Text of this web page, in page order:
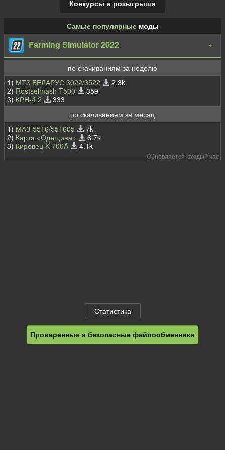
Конкурсы и розыгрыши
Самые популярныемоды
Farming Simulator 2022
по скачиваниям за неделю
1) МТЗ БЕЛАРУС 3022/3522
2.3k
2) Rostselmash T500
359
3) КРН-4.2
333
по скачиваниям за месяц
1) МАЗ-5516/551605
7k
2) Карта «Одещина»
6.7k
3) Кировец K-700A 4.1k
Обновляется каждый час
Статистика
Проверенные и безопасные файлообменники